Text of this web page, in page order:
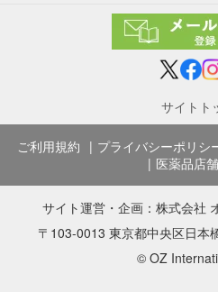
サイトト
ご利用規約 プライバシーポリシ
医薬品店
サイト運営・企画： 株式会社
〒103-0013 東京都中央区日本
© OZ